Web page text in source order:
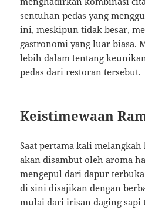
sentuhan pedas yang
ini, meskipun tidak besar,
gastronomi yang luar biasa.
lebih dalam tentang
pedas dari restoran tersebut.
Keistimewaan
Saat pertama kali
akan disambut oleh aroma
mengepul dari dapur terbuka
di sini disajikan dengan
mulai dari irisan daging sapi